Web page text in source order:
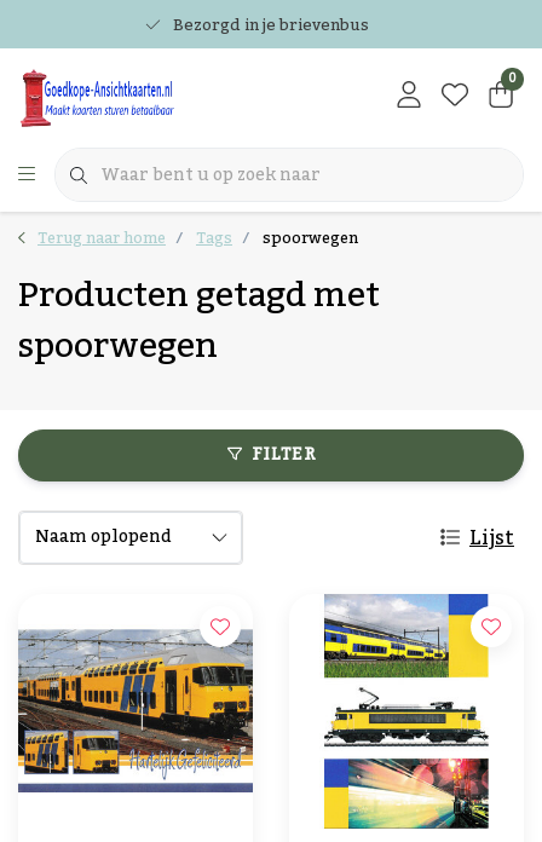
Bezorgd in je brievenbus
0
Terug naar home Tags spoorwegen
Producten getagd met
spoorwegen
FILTER
Lijst